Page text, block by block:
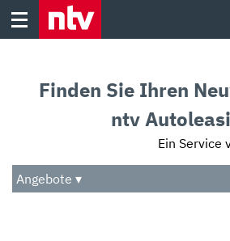
Skip
Audio
Das Beste
Finden Sie Ihren
ntv
Ein Service
Angebote ▾